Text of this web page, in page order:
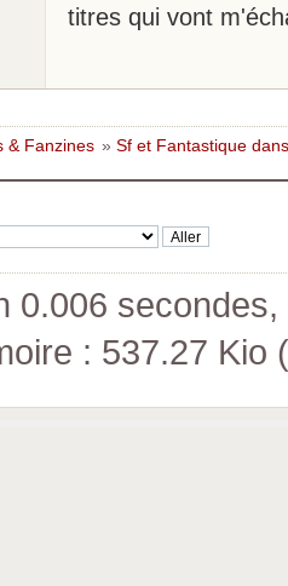
titres qui vont
& Fanzines » Sf et Fantastique
0.006
: 537.27 Kio